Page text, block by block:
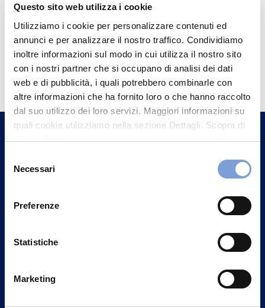
Questo sito web utilizza i cookie
Utilizziamo i cookie per personalizzare contenuti ed
annunci e per analizzare il nostro traffico. Condividiamo
inoltre informazioni sul modo in cui utilizza il nostro sito
con i nostri partner che si occupano di analisi dei dati
web e di pubblicità, i quali potrebbero combinarle con
altre informazioni che ha fornito loro o che hanno raccolto
dal suo utilizzo dei loro servizi. Maggiori informazioni su
quali cookie utilizziamo nella sezione Dettagli. Scopra di
più su chi siamo, come può contattarci e come trattiamo i
può trovare nel footer del sito nella sezione "Informativa
delNecessari
Preferenze
Statistiche
Marketing
Hai bisogno di
informazioni?
Trova l'Agenzia più vicina a te e parla con
un nostro Agente.